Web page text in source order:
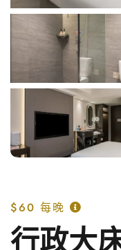
$60 每晚
行政大